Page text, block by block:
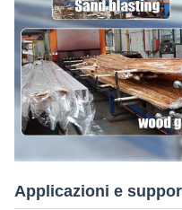
Applicazioni e